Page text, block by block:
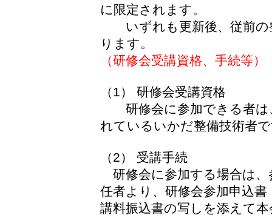
に限定されます。
いずれも更新後、従前の
ります。
（研修会受講資格、手続等）
（1） 研修会受講資格
研修会に参加できる者は
れているいかだ整備技術者
（2） 受講手続
研修会に参加する場合は、
任者より、研修会参加申込
講料振込書の写しを添えて